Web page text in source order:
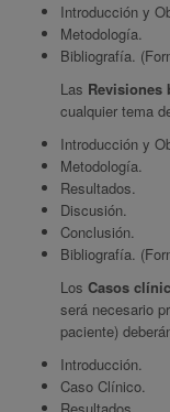
Introducción y
Metodología.
Bibliografía.
Las Revisiones
cualquier tema
Introducción y
Metodología.
Resultados.
Discusión.
Conclusión.
Bibliografía.
Los Casos
será necesario
paciente)
Introducción.
Caso Clínico.